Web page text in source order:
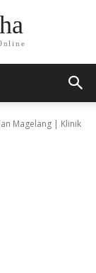
Magelang | Klinik